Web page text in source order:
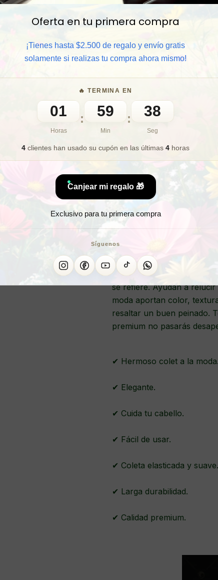
Oferta en tu primera compra
¡Tienes hasta $2.500 de regalo y envío gratis
solamente si realizas tu compra ahora mismo!
🔥 TERMINA EN
01
Horas
: 59
Min
: 35
Seg
4 clientes han usado su cupón en las últimas 4 horas
Canjear mi regalo 🎁
Exclusivo para tu primera compra
Síguenos
📦 Comprar al por mayor
⏰ Garantía 8 meses para
🧑‍💼 Atención al cliente y/o
🎁 Lo quiero para regalo
Los scrunchies
se refiere. Ayudan a relucir
moda aportan color,
resaltar un buen peinado.
premium no pasarás
✔ Hermoso colet a la
✔ Elegante.
✔ Cuida tu cabello.
✔ Fácil de usar.
✔ Coleta elasticada y suave.
✔ Larga durabilidad.
✔ Calidad premium.